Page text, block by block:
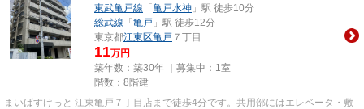
東武亀戸線 「 亀戸水神 」駅 徒歩10分
総武線 「 亀戸 」駅 徒歩12分
東京都江東区亀戸 ７丁目
11万円
築年数：築30年 ｜募集中： 1室
階数：8階建
まいばすけっと 江東亀戸７丁目店まで徒歩4分です。共用部にはエレベータ・敷